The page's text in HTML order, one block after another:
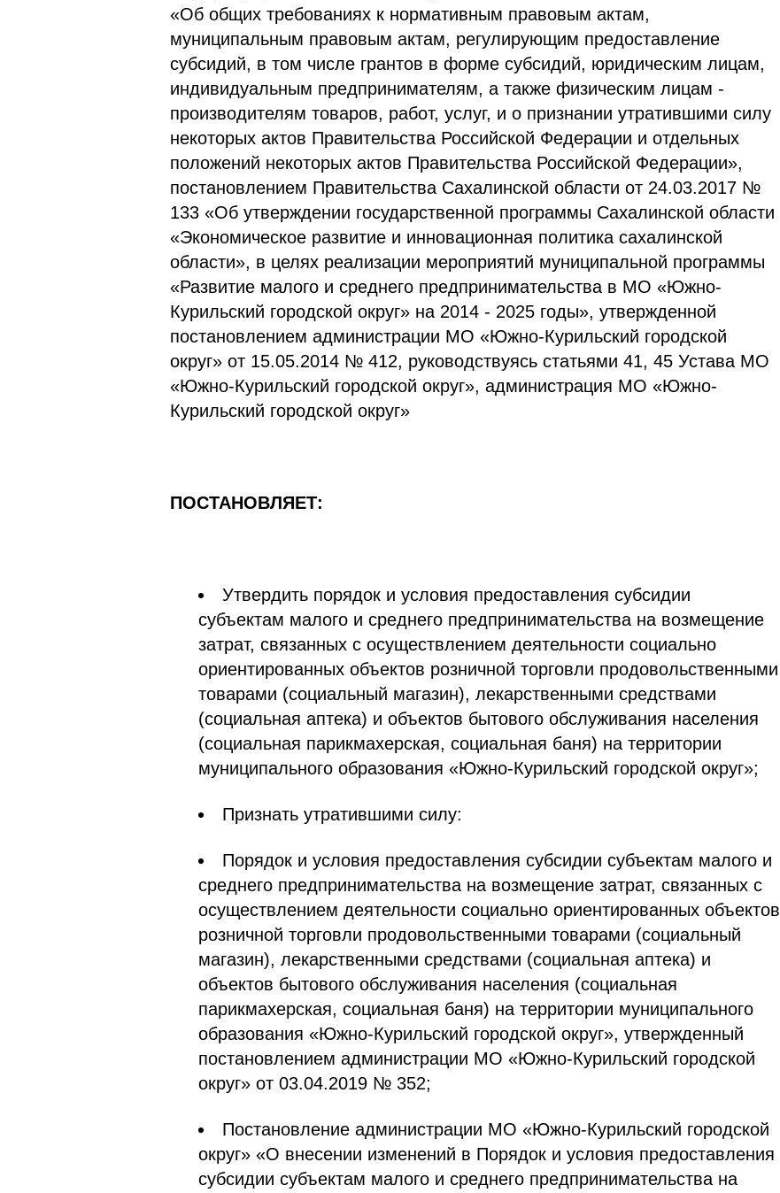
«Об общих требованиях к нормативным правовым актам,
муниципальным правовым актам, регулирующим предоставление
субсидий, в том числе грантов в форме субсидий, юридическим лицам,
индивидуальным предпринимателям, а также физическим лицам -
производителям товаров, работ, услуг, и о признании утратившими силу
некоторых актов Правительства Российской Федерации и отдельных
положений некоторых актов Правительства Российской Федерации»,
постановлением Правительства Сахалинской области от 24.03.2017 №
133 «Об утверждении государственной программы Сахалинской области
«Экономическое развитие и инновационная политика сахалинской
области», в целях реализации мероприятий муниципальной программы
«Развитие малого и среднего предпринимательства в МО «Южно-
Курильский городской округ» на 2014 - 2025 годы», утвержденной
постановлением администрации МО «Южно-Курильский городской
округ» от 15.05.2014 № 412, руководствуясь статьями 41, 45 Устава МО
«Южно-Курильский городской округ», администрация МО «Южно-
Курильский городской округ»
ПОСТАНОВЛЯЕТ:
Утвердить порядок и условия предоставления субсидии
субъектам малого и среднего предпринимательства на возмещение
затрат, связанных с осуществлением деятельности социально
ориентированных объектов розничной торговли продовольственными
товарами (социальный магазин), лекарственными средствами
(социальная аптека) и объектов бытового обслуживания населения
(социальная парикмахерская, социальная баня) на территории
муниципального образования «Южно-Курильский городской округ»;
Признать утратившими силу:
Порядок и условия предоставления субсидии субъектам малого и
среднего предпринимательства на возмещение затрат, связанных с
осуществлением деятельности социально ориентированных объектов
розничной торговли продовольственными товарами (социальный
магазин), лекарственными средствами (социальная аптека) и
объектов бытового обслуживания населения (социальная
парикмахерская, социальная баня) на территории муниципального
образования «Южно-Курильский городской округ», утвержденный
постановлением администрации МО «Южно-Курильский городской
округ» от 03.04.2019 № 352;
Постановление администрации МО «Южно-Курильский городской
округ» «О внесении изменений в Порядок и условия предоставления
субсидии субъектам малого и среднего предпринимательства на